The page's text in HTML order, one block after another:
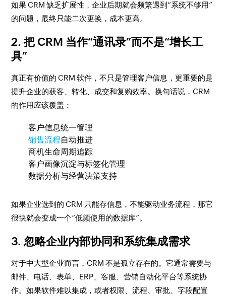
如果 CRM 缺乏扩展性，企业后期就会频繁遇到“系统不够用”
的问题，最终只能二次更换，成本更高。
2. 把 CRM 当作“通讯录”而不是“增长工
具”
真正有价值的 CRM 软件，不只是管理客户信息，更重要的是
提升企业的获客、转化、成交和复购效率。换句话说，CRM
的作用应该覆盖：
客户信息统一管理
销售流程自动推进
商机生命周期追踪
客户画像沉淀与标签化管理
数据分析与经营决策支持
如果企业选到的 CRM 只能存信息，不能驱动业务流程，那它
很快就会变成一个“低频使用的数据库”。
3. 忽略企业内部协同和系统集成需求
对于中大型企业而言，CRM 不是孤立存在的。它通常需要与
邮件、电话、表单、ERP、客服、营销自动化平台等系统协
作。如果软件难以集成，或者权限、流程、审批、字段配置